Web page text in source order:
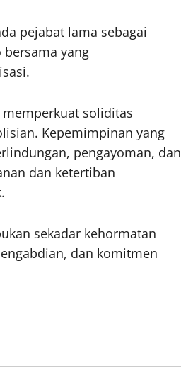
pejabat lama sebagai
yang
soliditas
Kepemimpinan yang
pengayoman, dan
dan ketertiban
sekadar kehormatan
dan komitmen